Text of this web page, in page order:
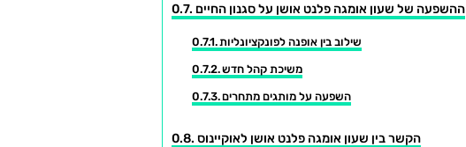
ההשפעה של שעון אומגה פלנט אושן על סגנון החיים
שילוב בין אופנה לפונקציונליות
משיכת קהל חדש
השפעה על מותגים מתחרים
הקשר בין שעון אומגה פלנט אושן לאוקיינוס